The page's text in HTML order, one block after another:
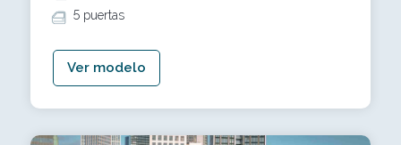
5 puertas
Ver modelo